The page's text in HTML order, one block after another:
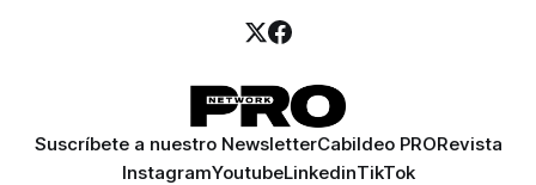
Suscríbete a nuestro NewsletterCabildeo PRORevista
InstagramYoutubeLinkedinTikTok